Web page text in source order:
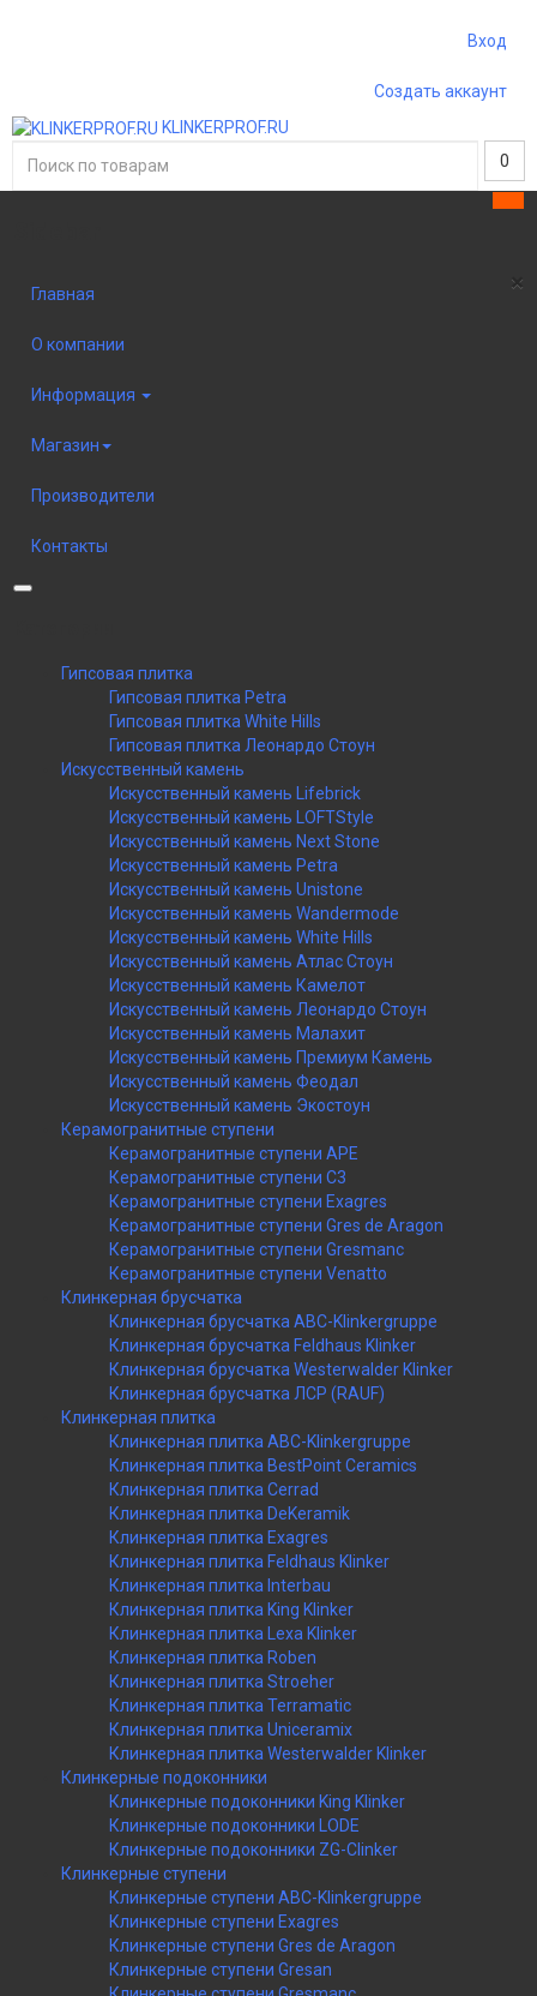
Вход
Создать аккаунт
KLINKERPROF.RU
0
×
Главная
О компании
Информация
Магазин
Производители
Контакты
Гипсовая плитка
Гипсовая плитка Petra
Гипсовая плитка White Hills
Гипсовая плитка Леонардо Стоун
Искусственный камень
Искусственный камень Lifebrick
Искусственный камень LOFTStyle
Искусственный камень Next Stone
Искусственный камень Petra
Искусственный камень Unistone
Искусственный камень Wandermode
Искусственный камень White Hills
Искусственный камень Атлас Стоун
Искусственный камень Камелот
Искусственный камень Леонардо Стоун
Искусственный камень Малахит
Искусственный камень Премиум Камень
Искусственный камень Феодал
Искусственный камень Экостоун
Керамогранитные ступени
Керамогранитные ступени APE
Керамогранитные ступени C3
Керамогранитные ступени Exagres
Керамогранитные ступени Gres de Aragon
Керамогранитные ступени Gresmanc
Керамогранитные ступени Venatto
Клинкерная брусчатка
Клинкерная брусчатка ABC-Klinkergruppe
Клинкерная брусчатка Feldhaus Klinker
Клинкерная брусчатка Westerwalder Klinker
Клинкерная брусчатка ЛСР (RAUF)
Клинкерная плитка
Клинкерная плитка ABC-Klinkergruppe
Клинкерная плитка BestPoint Ceramics
Клинкерная плитка Cerrad
Клинкерная плитка DeKeramik
Клинкерная плитка Exagres
Клинкерная плитка Feldhaus Klinker
Клинкерная плитка Interbau
Клинкерная плитка King Klinker
Клинкерная плитка Lexa Klinker
Клинкерная плитка Roben
Клинкерная плитка Stroeher
Клинкерная плитка Terramatic
Клинкерная плитка Uniceramix
Клинкерная плитка Westerwalder Klinker
Клинкерные подоконники
Клинкерные подоконники King Klinker
Клинкерные подоконники LODE
Клинкерные подоконники ZG-Clinker
Клинкерные ступени
Клинкерные ступени ABC-Klinkergruppe
Клинкерные ступени Exagres
Клинкерные ступени Gres de Aragon
Клинкерные ступени Gresan